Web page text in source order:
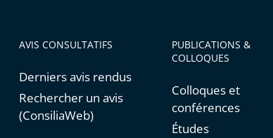
AVIS CONSULTATIFS
Derniers avis rendus
Rechercher un avis
(ConsiliaWeb)
PUBLICATIONS &
COLLOQUES
Colloques et
conférences
Études